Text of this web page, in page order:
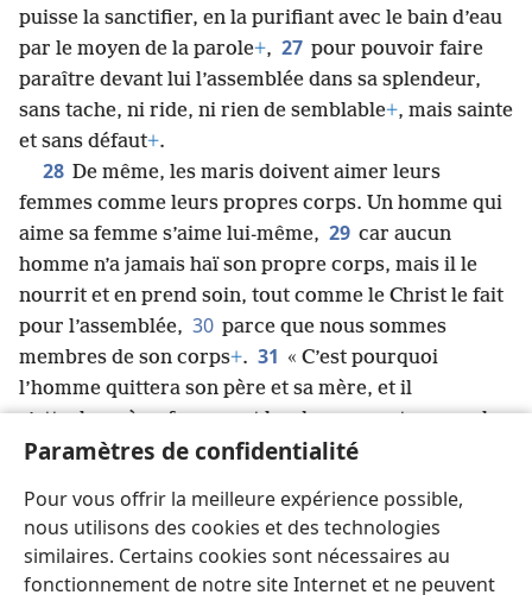
Paramètres de confidentialité
Pour vous offrir la meilleure expérience possible,
nous utilisons des cookies et des technologies
similaires. Certains cookies sont nécessaires au
fonctionnement de notre site Internet et ne peuvent
puisse la sanctifier, en la purifiant avec le bain d’eau
par le moyen de la parole+, 27 pour pouvoir faire
paraître devant lui l’assemblée dans sa splendeur,
sans tache, ni ride, ni rien de semblable+, mais sainte
et sans défaut+.
28 De même, les maris doivent aimer leurs
femmes comme leurs propres corps. Un homme qui
aime sa femme s’aime lui-​même, 29 car aucun
homme n’a jamais haï son propre corps, mais il le
nourrit et en prend soin, tout comme le Christ le fait
pour l’assemblée, 30 parce que nous sommes
membres de son corps+. 31 « C’est pourquoi
l’homme quittera son père et sa mère, et il
s’attachera à sa femme, et les deux seront une seule
chair+. » 32 Ce saint secret+est grand. Or, je parle
de vous doit aimer sa femme+comme lui-​même ; de
son côté, la femme doit avoir un profond respect
pour son mari
.